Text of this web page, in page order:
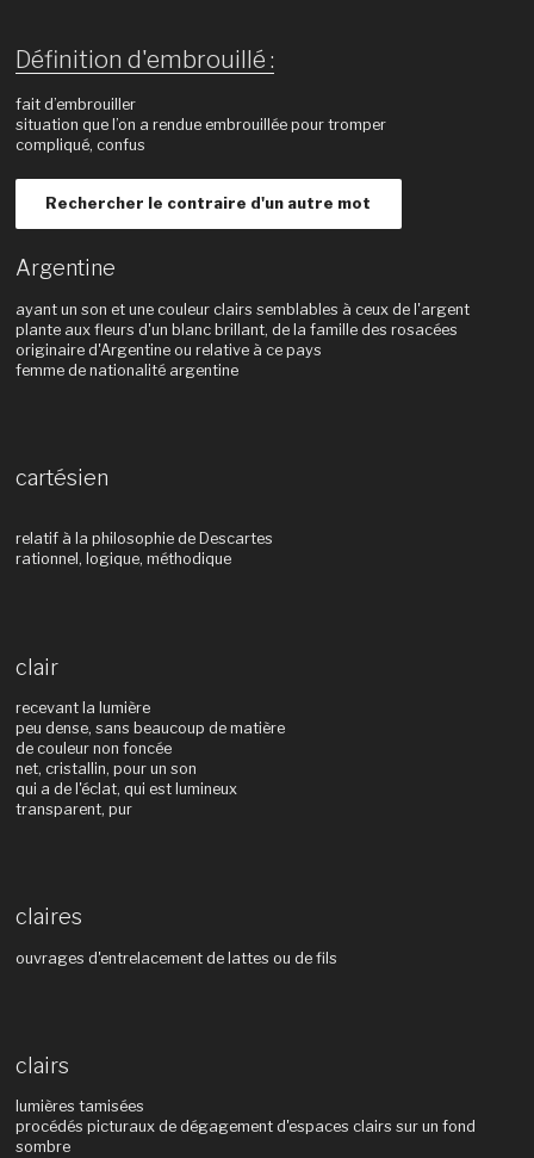
Définition d'embrouillé :
fait d’embrouiller
situation que l’on a rendue embrouillée pour tromper
compliqué, confus
Rechercher le contraire d'un autre mot
Argentine
ayant un son et une couleur clairs semblables à ceux de l'argent
plante aux fleurs d'un blanc brillant, de la famille des rosacées
originaire d'Argentine ou relative à ce pays
femme de nationalité argentine
cartésien
relatif à la philosophie de Descartes
rationnel, logique, méthodique
clair
recevant la lumière
peu dense, sans beaucoup de matière
de couleur non foncée
net, cristallin, pour un son
qui a de l'éclat, qui est lumineux
transparent, pur
claires
ouvrages d'entrelacement de lattes ou de fils
clairs
lumières tamisées
procédés picturaux de dégagement d'espaces clairs sur un fond
sombre